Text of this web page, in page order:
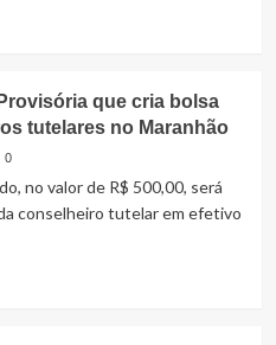
que cria bolsa
tutelares no Maranhão
0
no valor de R$ 500,00, será
conselheiro tutelar em efetivo